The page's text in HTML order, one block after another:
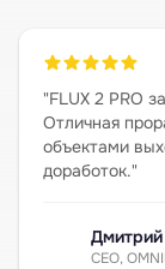
"FLUX 2 PRO
Отличная
объектами
доработок."
CEO,